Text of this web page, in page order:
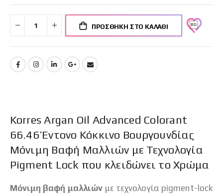
ΠΡΟΣΘΉΚΗ ΣΤΟ ΚΑΛΆΘΙ
Korres Argan Oil Advanced Colorant
66.46 Έντονο Κόκκινο Βουργουνδίας
Μόνιμη Βαφή Μαλλιών με Τεχνολογία
Pigment Lock που κλειδώνει το Χρώμα
Μόνιμη βαφή μαλλιών με τεχνολογία pigment-lock